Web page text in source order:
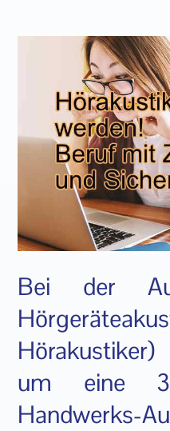
Bei der
um eine 3-
Handwerks-